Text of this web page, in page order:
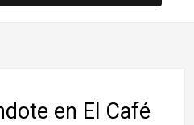
en El Café